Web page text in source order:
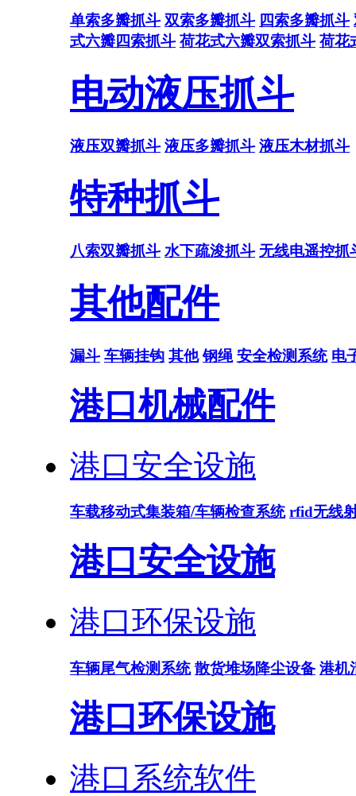
单索多瓣抓斗 双索多瓣抓斗 四索多瓣抓斗
式六瓣四索抓斗 荷花式六瓣双索抓斗 荷花
电动液压抓斗
液压双瓣抓斗 液压多瓣抓斗 液压木材抓斗
特种抓斗
八索双瓣抓斗 水下疏浚抓斗 无线电遥控抓
其他配件
漏斗 车辆挂钩 其他 钢绳 安全检测系统 电
港口机械配件
港口安全设施
车载移动式集装箱/车辆检查系统 rfid无线
港口安全设施
港口环保设施
车辆尾气检测系统 散货堆场降尘设备 港机
港口环保设施
港口系统软件